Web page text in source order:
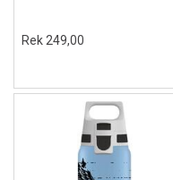
Rek 249,00